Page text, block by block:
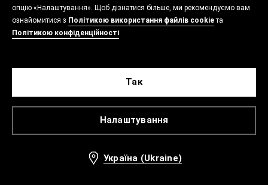
опцію «Налаштування». Щоб дізнатися більше, ми рекомендуємо вам
ознайомитися з Політикою використання файлів cookieта
Політикою конфіденційності.
Налаштування
Так
Україна (Ukraine)